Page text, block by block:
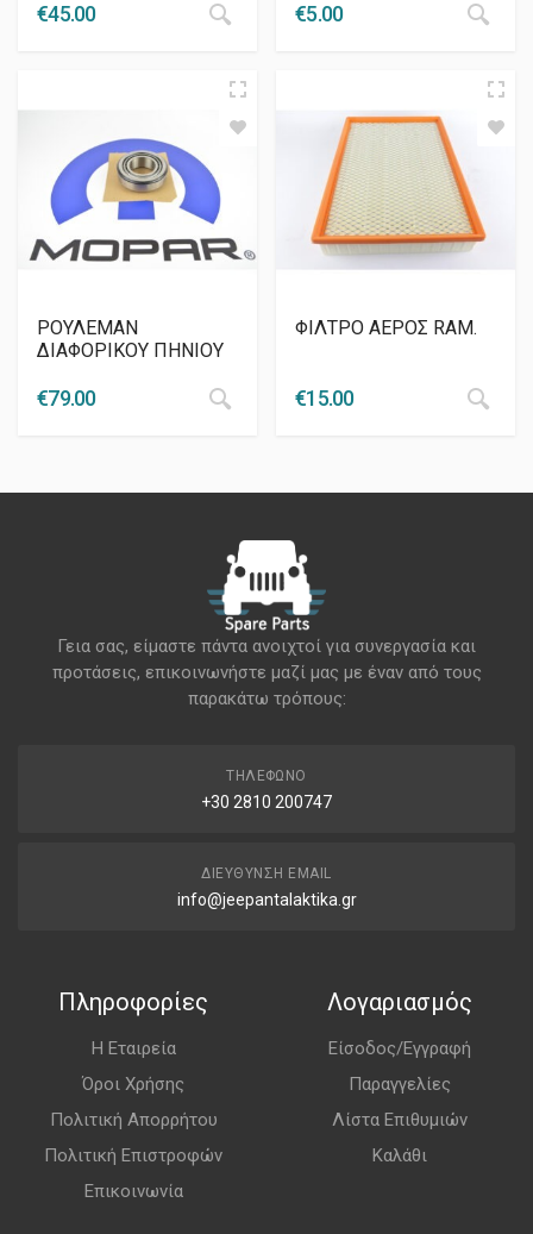
€45.00 €5.00
ΡΟΥΛΕΜΑΝ
ΔΙΑΦΟΡΙΚΟΥ ΠΗΝΙΟΥ
€79.00
ΦΙΛΤΡΟ ΑΕΡΟΣ RAM.
€15.00
Γεια σας, είμαστε πάντα ανοιχτοί για συνεργασία και
προτάσεις, επικοινωνήστε μαζί μας με έναν από τους
παρακάτω τρόπους:
ΤΗΛΈΦΩΝΟ
+30 2810 200747
ΔΙΕΎΘΥΝΣΗ EMAIL
info@jeepantalaktika.gr
Πληροφορίες
Η Εταιρεία
Όροι Χρήσης
Πολιτική Απορρήτου
Πολιτική Επιστροφών
Επικοινωνία
Λογαριασμός
Είσοδος/Εγγραφή
Παραγγελίες
Λίστα Επιθυμιών
Καλάθι